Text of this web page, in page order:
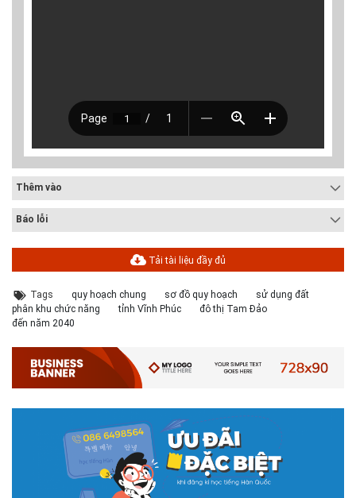
Thêm vào
Báo lỗi
Tải tài liệu đầy đủ
Tags quy hoạch chung sơ đồ quy hoạch
sử dụng đất
phân khu chức năng
tỉnh Vĩnh Phúc
đô thị Tam Đảo
đến năm 2040
# 05.04.2025 | 17:16
Tuyển sinh 2025, Khoa kỹ thuật hạ tầng và môi trường đô thị
- Đại học Kiến trúc...